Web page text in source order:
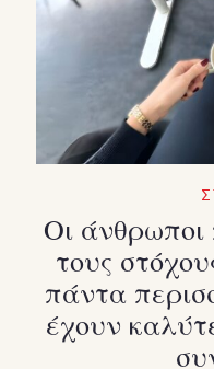
Οι
τους
πάντα
έχουν